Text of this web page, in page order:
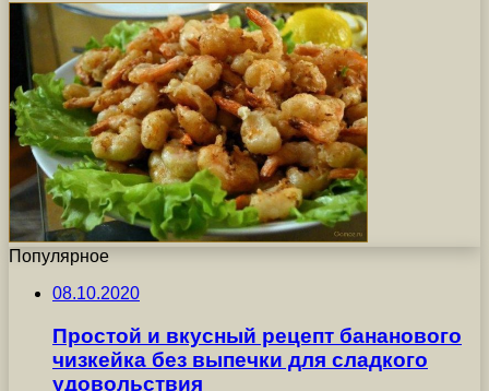
Популярное
08.10.2020
Простой и вкусный рецепт бананового
чизкейка без выпечки для сладкого
удовольствия